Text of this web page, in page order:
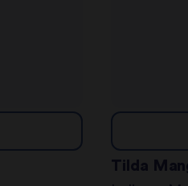
Tilda